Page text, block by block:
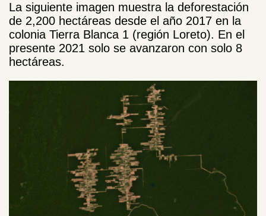
La siguiente imagen muestra la deforestación
de 2,200 hectáreas desde el año 2017 en la
colonia Tierra Blanca 1 (región Loreto). En el
presente 2021 solo se avanzaron con solo 8
hectáreas.